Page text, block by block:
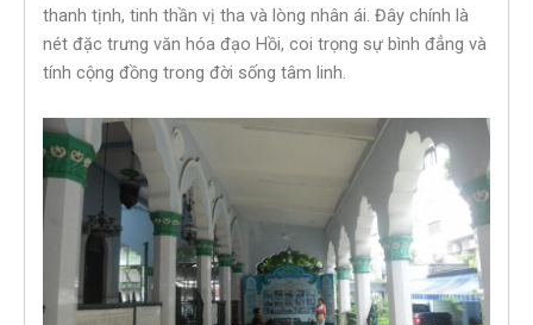
thanh tịnh, tinh thần vị tha và lòng nhân ái. Đây chính là
nét đặc trưng văn hóa đạo Hồi, coi trọng sự bình đẳng và
tính cộng đồng trong đời sống tâm linh.